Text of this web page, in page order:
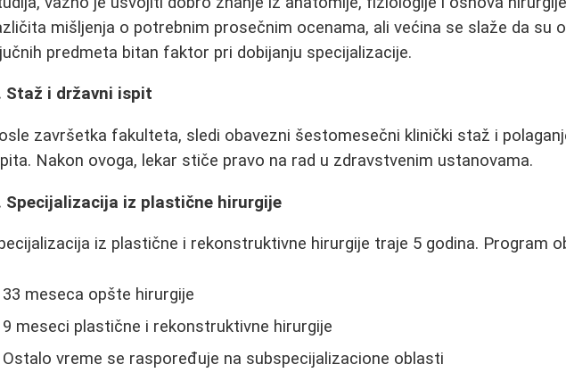
mišljenja o potrebnim prosečnim ocenama, ali većina se slaže da su
predmeta bitan faktor pri dobijanju specijalizacije.
Staž i državni ispit
završetka fakulteta, sledi obavezni šestomesečni klinički staž i
Nakon ovoga, lekar stiče pravo na rad u zdravstvenim ustanovama.
Specijalizacija iz plastične hirurgije
iz plastične i rekonstruktivne hirurgije traje 5 godina. Program
33 meseca opšte hirurgije
9 meseci plastične i rekonstruktivne hirurgije
Ostalo vreme se raspoređuje na subspecijalizacione oblasti